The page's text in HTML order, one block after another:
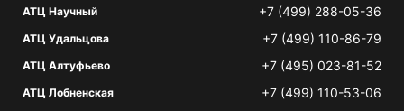
АТЦ Научный +7 (499) 288-05-36
АТЦ Удальцова +7 (499) 110-86-79
АТЦ Алтуфьево +7 (495) 023-81-52
АТЦ Лобненская +7 (499) 110-53-06